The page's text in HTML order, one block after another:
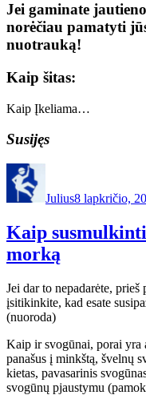
Jei gaminate
norėčiau pamatyti
nuotrauką!
Kaip šitas:
Kaip Įkeliama…
Susijęs
Julius8 lapkričio,
Kaip
morką
Jei dar to nepadarėte,
įsitikinkite, kad esate
(nuoroda)
Kaip ir svogūnai, porai yra
panašus į minkštą, švelnų
kietas, pavasarinis
svogūnų pjaustymu